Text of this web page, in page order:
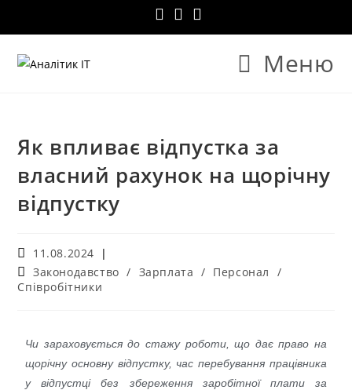
Меню
Як впливає відпустка за
власний рахунок на щорічну
відпустку
11.08.2024
Законодавство / Зарплата / Персонал
/
Співробітники
Чи зараховується до стажу роботи, що дає право на
щорічну основну відпустку, час перебування працівника
у відпустці без збереження заробітної плати за